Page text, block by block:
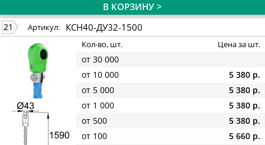
В КОРЗИНУ >
21 Артикул: КСН40-ДУ32-1500
Кол-во, шт. Цена за шт.
от 30 000
от 10 000
5 380 р.
от 5 000
5 380 р.
от 1 000
5 380 р.
от 500
5 380 р.
от 100
5 660 р.